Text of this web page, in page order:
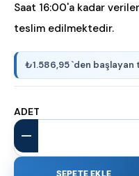
Saat 16:00'a kadar
teslim edilmektedir.
₺1.586,95`den başlayan
ADET